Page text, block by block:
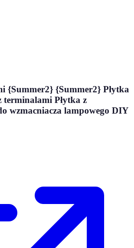
{Summer2} {Summer2} Płytka
terminalami Płytka z
wzmacniacza lampowego DIY